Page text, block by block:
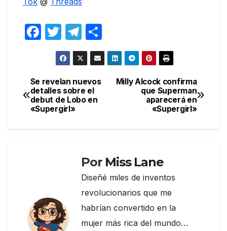
F
e
b
o
T
w
itt
er
T
el
e
gr
a
o
m
Navegación
de
Milly Alcock confirma
que Superman
aparecerá en
«Supergirl»
Se revelan nuevos
detalles sobre el
debut de Lobo en
«Supergirl»
Por Miss Lane
Diseñé miles de inventos
revolucionarios que me
habrían convertido en la
mujer más rica del mundo…